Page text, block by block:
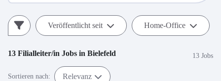
Veröffentlicht seit Home-Office
13 Filialleiter/in Jobs in Bielefeld 13 Jobs
Sortieren nach: Relevanz